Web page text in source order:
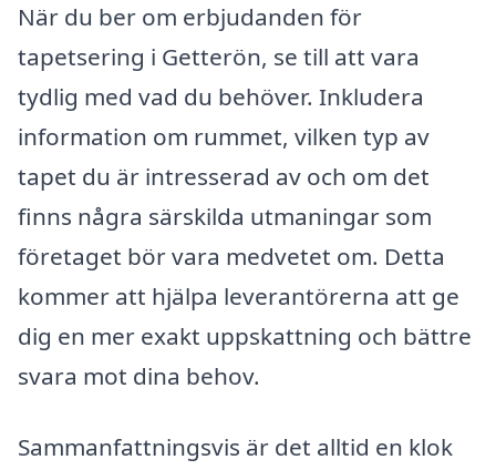
När du ber om erbjudanden för
tapetsering i Getterön, se till att vara
tydlig med vad du behöver. Inkludera
information om rummet, vilken typ av
tapet du är intresserad av och om det
finns några särskilda utmaningar som
företaget bör vara medvetet om. Detta
kommer att hjälpa leverantörerna att ge
dig en mer exakt uppskattning och bättre
svara mot dina behov.
Sammanfattningsvis är det alltid en klok